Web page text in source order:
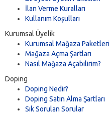
İlan Verme Kuralları
Kullanım Koşulları
Kurumsal Üyelik
Kurumsal Mağaza Paketleri
Mağaza Açma Şartları
Nasıl Mağaza Açabilirim?
Doping
Doping Nedir?
Doping Satın Alma Şartları
Sık Sorulan Sorular